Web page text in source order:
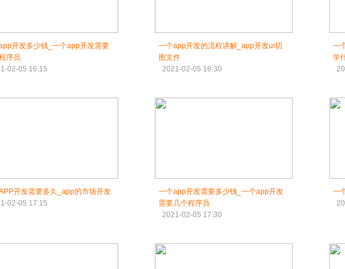
开发多少钱_一个app开发需要
序员
02-05 16:15
一个app开发的流程讲解_app开发ui切
图文件
2021-02-05 16:30
一
学
开发需要多久_app的市场开发
02-05 17:15
一个app开发需要多少钱_一个app开发
需要几个程序员
2021-02-05 17:30
一